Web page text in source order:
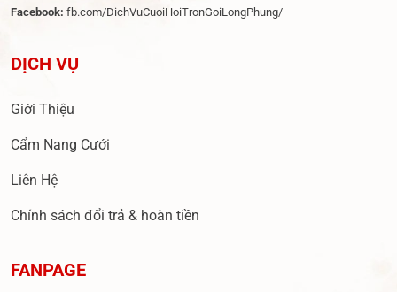
Facebook: fb.com/DichVuCuoiHoiTronGoiLongPhung/
DỊCH VỤ
Giới Thiệu
Cẩm Nang Cưới
Liên Hệ
Chính sách đổi trả & hoàn tiền
FANPAGE